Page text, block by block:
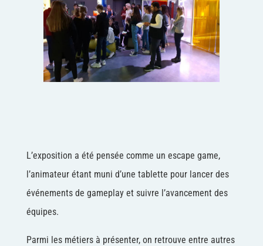
L’exposition a été pensée comme un escape game,
l’animateur étant muni d’une tablette pour lancer des
événements de gameplay et suivre l’avancement des
équipes.
Parmi les métiers à présenter, on retrouve entre autres